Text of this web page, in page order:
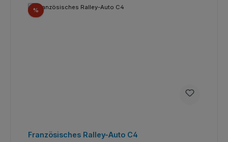
%Rabatt
Französisches Ralley-Auto C4